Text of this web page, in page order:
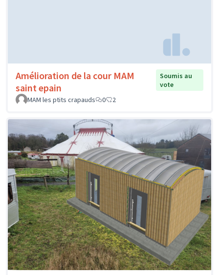
Amélioration de la cour MAM
saint epain
Soumis au
vote
MAM les ptits crapauds
0 2